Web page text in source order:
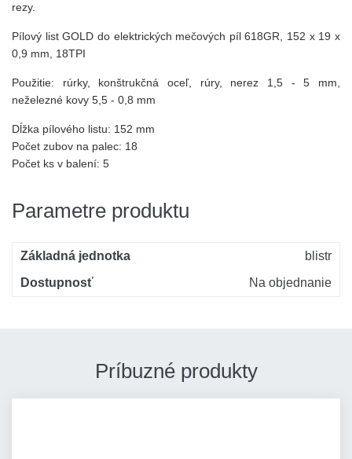
rezy.
Pílový list GOLD do elektrických mečových píl 618GR, 152 x 19 x
0,9 mm, 18TPI
Použitie: rúrky, konštrukčná oceľ, rúry, nerez 1,5 - 5 mm,
neželezné kovy 5,5 - 0,8 mm
Dĺžka pílového listu: 152 mm
Počet zubov na palec: 18
Počet ks v balení: 5
Parametre produktu
Základná jednotka
blistr
Dostupnosť
Na objednanie
Príbuzné produkty